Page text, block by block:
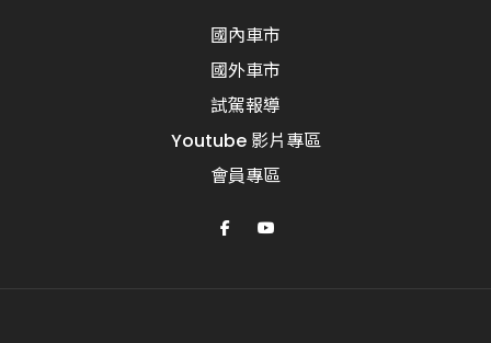
國內車市
國外車市
試駕報導
Youtube 影片專區
會員專區